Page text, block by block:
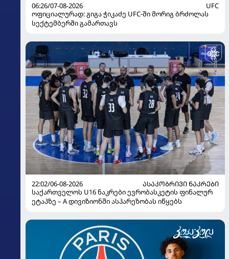
06:26/07-08-2026
UFC
ოფიციალურად: გიგა ჭიკაძე UFC-ში მორიგ ბრძოლას
სექტემბერში გამართავს
22:02/06-08-2026
ᲐᲡᲐᲙᲝᲑᲠᲘᲕᲘ ᲜᲐᲙᲠᲔᲑᲘ
საქართველოს U16 ნაკრები ევრობასკეტის ფინალურ
ეტაპზე – A დივიზიონში ასპარეზობას იწყებს